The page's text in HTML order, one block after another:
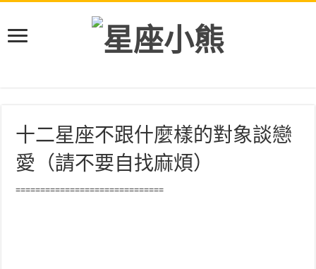
十二星座不跟什麼樣的對象談戀
愛（請不要自找麻煩）
==============================